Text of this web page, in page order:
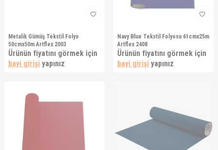
Metalik Gümüş Tekstil Folyo
50cmx50m Artflex 2003
Ürünün fiyatını görmek için
bayi girişi yapınız
Navy Blue Tekstil Folyosu 61cmx25m
Artflex 2408
Ürünün fiyatını görmek için
bayi girişi yapınız